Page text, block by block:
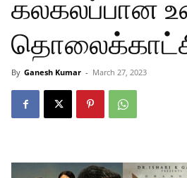
கலகலப்பான
By Ganesh Kumar - March 27, 2023